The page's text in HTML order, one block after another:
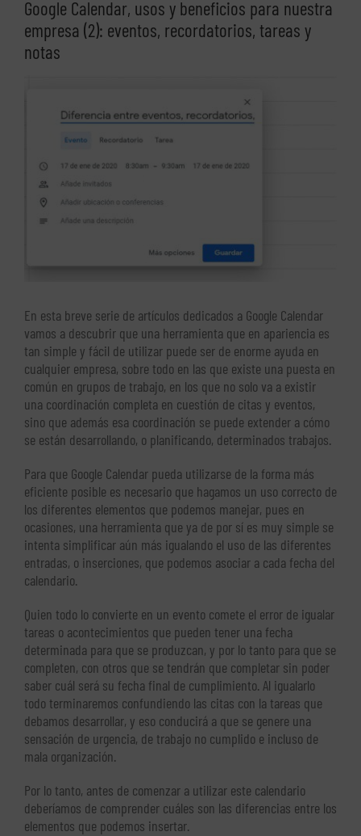
Google Calendar, usos y beneficios para nuestra
empresa (2): eventos, recordatorios, tareas y
notas
En esta breve serie de artículos dedicados a Google Calendar
vamos a descubrir que una herramienta que en apariencia es
tan simple y fácil de utilizar puede ser de enorme ayuda en
cualquier empresa, sobre todo en las que existe una puesta en
común en grupos de trabajo, en los que no solo va a existir
una coordinación completa en cuestión de citas y eventos,
sino que además esa coordinación se puede extender a cómo
se están desarrollando, o planificando, determinados trabajos.
Para que Google Calendar pueda utilizarse de la forma más
eficiente posible es necesario que hagamos un uso correcto de
los diferentes elementos que podemos manejar, pues en
ocasiones, una herramienta que ya de por sí es muy simple se
intenta simplificar aún más igualando el uso de las diferentes
entradas, o inserciones, que podemos asociar a cada fecha del
calendario.
Quien todo lo convierte en un evento comete el error de igualar
tareas o acontecimientos que pueden tener una fecha
determinada para que se produzcan, y por lo tanto para que se
completen, con otros que se tendrán que completar sin poder
saber cuál será su fecha final de cumplimiento. Al igualarlo
todo terminaremos confundiendo las citas con la tareas que
debamos desarrollar, y eso conducirá a que se genere una
sensación de urgencia, de trabajo no cumplido e incluso de
mala organización.
Por lo tanto, antes de comenzar a utilizar este calendario
deberíamos de comprender cuáles son las diferencias entre los
elementos que podemos insertar.